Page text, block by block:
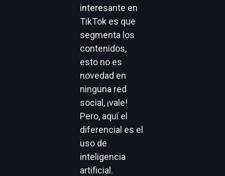
interesante en
TikTok es que
segmenta los
contenidos,
esto no es
novedad en
ninguna red
social, ¡vale!
Pero, aquí el
diferencial es el
uso de
inteligencia
artificial.